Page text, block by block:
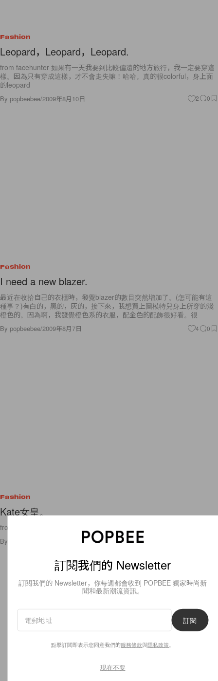
Fashion
Leopard，Leopard，Leopard.
from facehunter 如果有一天我要到比較偏遠的地方旅行，我一定要穿這
樣。因為只有穿成這樣，才不會走失嘛！哈哈。真的很colorful，身上面
的leopard
By popbeebee/2009年8月10日 2 0
Fashion
I need a new blazer.
最近在收拾自己的衣櫃時，發覺blazer的數目突然增加了。(怎可能有這
種事？)有白的，黑的，灰的，接下來，我想買上圖模特兒身上所穿的淺
橙色的。因為啊，我發覺橙色系的衣服，配金色的配飾很好看。很
By popbeebee/2009年8月7日 4 0
Fashion
Kate女皇。
from stockholmstreetstyle.feber.se 我真的要叫Kate Lanphear
By
訂閱我們的 Newsletter
訂閱我們的 Newsletter，你每週都會收到 POPBEE 獨家時尚新
聞和最新潮流資訊。
訂閱
點擊訂閱即表示您同意我們的服務條款與隱私政策
現在不要